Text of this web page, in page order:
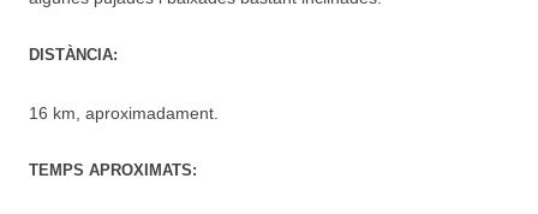
DISTÀNCIA:
16 km, aproximadament.
TEMPS APROXIMATS: